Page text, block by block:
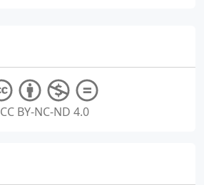
CC BY-NC-ND 4.0